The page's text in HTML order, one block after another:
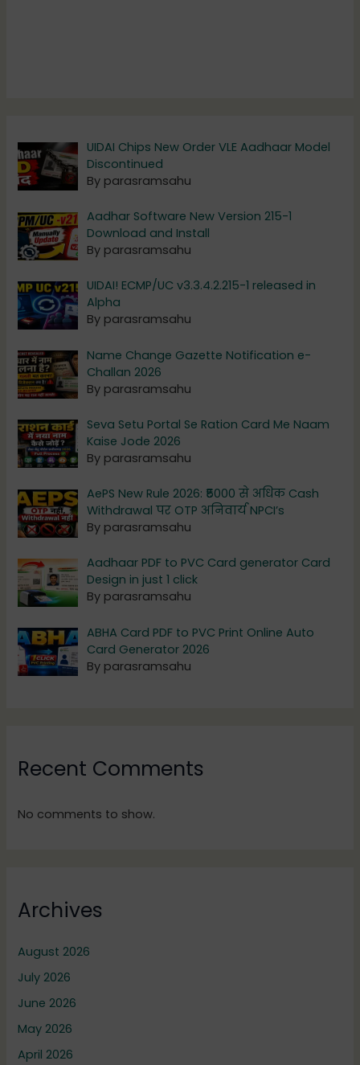
UIDAI Chips New Order VLE Aadhaar Model
Discontinued
By parasramsahu
Aadhar Software New Version 215-1
Download and Install
By parasramsahu
UIDAI! ECMP/UC v3.3.4.2.215-1 released in
Alpha
By parasramsahu
Name Change Gazette Notification e-
Challan 2026
By parasramsahu
Seva Setu Portal Se Ration Card Me Naam
Kaise Jode 2026
By parasramsahu
AePS New Rule 2026: ₹5000 से अधिक Cash
Withdrawal पर OTP अनिवार्य NPCI’s
By parasramsahu
Aadhaar PDF to PVC Card generator Card
Design in just 1 click
By parasramsahu
ABHA Card PDF to PVC Print Online Auto
Card Generator 2026
By parasramsahu
Recent Comments
No comments to show.
Archives
August 2026
July 2026
June 2026
May 2026
April 2026